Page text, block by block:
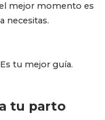
mejor momento es
necesitas.
tu mejor guía.
tu parto